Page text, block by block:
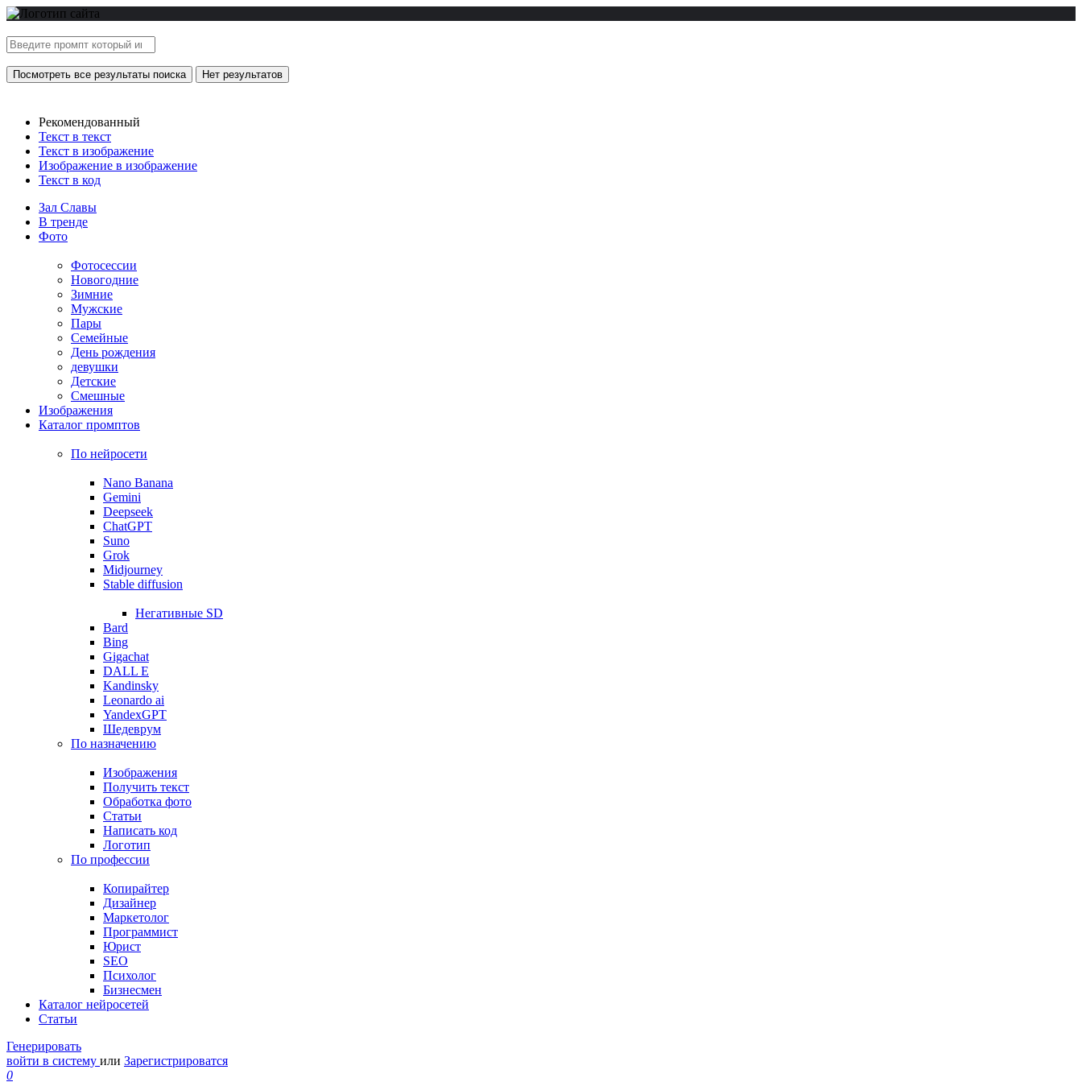
Посмотреть все результаты поиска Нет результатов
Рекомендованный
Текст в текст
Текст в изображение
Изображение в изображение
Текст в код
Зал Славы
В тренде
Фото
Фотосессии
Новогодние
Зимние
Мужские
Пары
Семейные
День рождения
девушки
Детские
Смешные
Изображения
Каталог промптов
По нейросети
Nano Banana
Gemini
Deepseek
ChatGPT
Suno
Grok
Midjourney
Stable diffusion
Негативные SD
Bard
Bing
Gigachat
DALL E
Kandinsky
Leonardo ai
YandexGPT
Шедеврум
По назначению
Изображения
Получить текст
Обработка фото
Статьи
Написать код
Логотип
По профессии
Копирайтер
Дизайнер
Маркетолог
Программист
Юрист
SEO
Психолог
Бизнесмен
Каталог нейросетей
Статьи
Генерировать
войти в систему или Зарегистрироватся
0